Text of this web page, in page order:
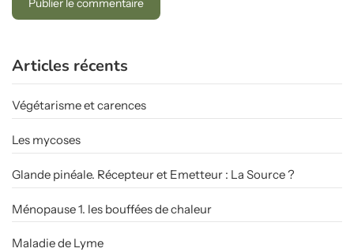
Articles récents
Végétarisme et carences
Les mycoses
Glande pinéale. Récepteur et Emetteur : La Source ?
Ménopause 1. les bouffées de chaleur
Maladie de Lyme